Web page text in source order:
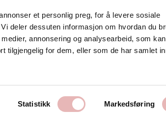
et personlig preg, for å levere sosiale
deler dessuten informasjon om hvordan du
annonsering og analysearbeid, som kan
tilgjengelig for dem, eller som de har samlet
Statistikk Markedsføring
AS